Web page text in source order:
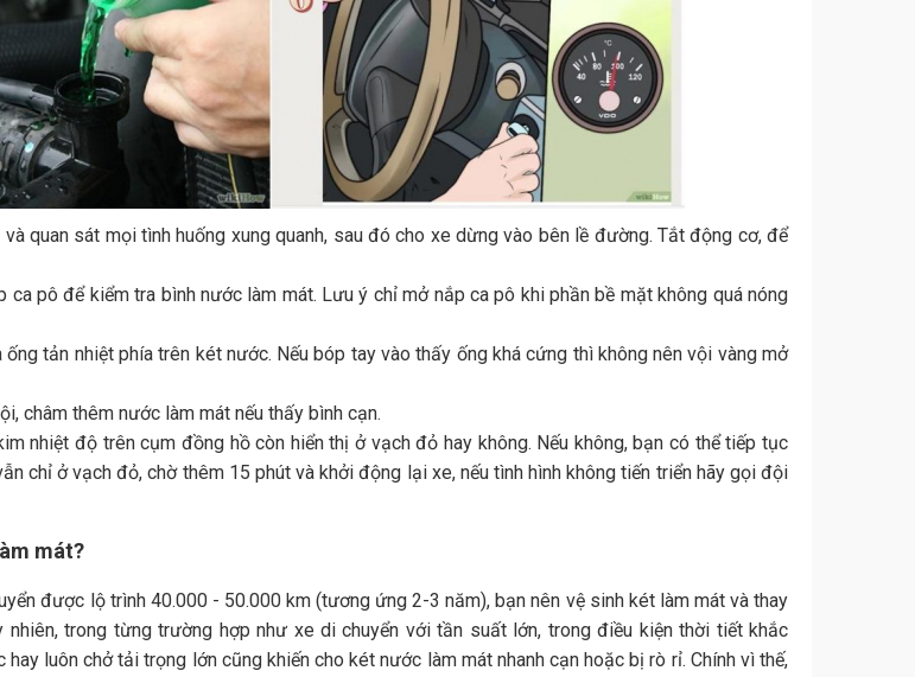
quan sát mọi tình huống xung quanh, sau đó cho xe dừng vào bên lề đường. Tắt động cơ, để
ca pô để kiểm tra bình nước làm mát. Lưu ý chỉ mở nắp ca pô khi phần bề mặt không quá nóng
tản nhiệt phía trên két nước. Nếu bóp tay vào thấy ống khá cứng thì không nên vội vàng mở
châm thêm nước làm mát nếu thấy bình cạn.
nhiệt độ trên cụm đồng hồ còn hiển thị ở vạch đỏ hay không. Nếu không, bạn có thể tiếp tục
chỉ ở vạch đỏ, chờ thêm 15 phút và khởi động lại xe, nếu tình hình không tiến triển hãy gọi đội
mát?
được lộ trình 40.000 - 50.000 km (tương ứng 2-3 năm), bạn nên vệ sinh két làm mát và thay
nhiên, trong từng trường hợp như xe di chuyển với tần suất lớn, trong điều kiện thời tiết khắc
hay luôn chở tải trọng lớn cũng khiến cho két nước làm mát nhanh cạn hoặc bị rò rỉ. Chính vì thế,